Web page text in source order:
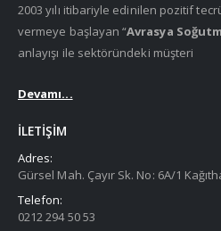
2003 yılı itibariyle edinilen pozitif
vermeye başlayan “Avrasya
anlayışı ile sektöründeki müşteri
Devamı...
İLETIŞIM
Adres:
Gürsel Mah. Çayır Sk. No: 6A/1
Telefon:
0212 294 50 53